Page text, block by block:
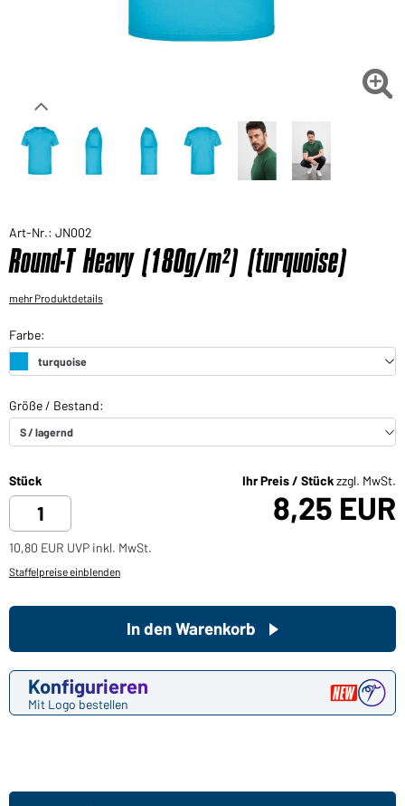
Sie möchten gerne für Ihren privaten Bedarf

Art-Nr.: JN002
Round-T Heavy (180g/m²) (turquoise)
mehr Produktdetails
Stück Ihr Preis / Stückzzgl. MwSt.
8,25 EUR
10,80 EUR UVP inkl. MwSt.
Staffelpreise einblenden
Konfigurieren
Mit Logo bestellen
In den Warenkorb